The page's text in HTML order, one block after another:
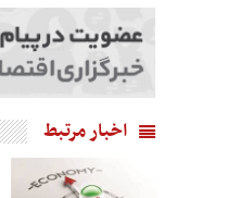
اخبار مرتبط